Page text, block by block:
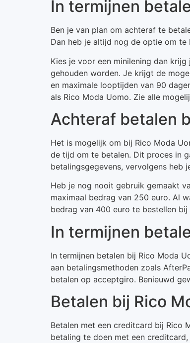
In termijnen
Ben je van plan om achteraf te
Dan heb je altijd nog de optie om
Kies je voor een minilening dan
gehouden worden. Je krijgt de
en maximale looptijden van 90
als Rico Moda Uomo. Zie alle
Achteraf betalen
Het is mogelijk om bij Rico Moda
de tijd om te betalen. Dit proces in
betalingsgegevens, vervolgens heb
Heb je nog nooit gebruik gemaakt
maximaal bedrag van 250 euro. Al
bedrag van 400 euro te bestellen bij
In termijnen
In termijnen betalen bij Rico Moda
aan betalingsmethoden zoals
betalen op acceptgiro. Benieuwd
Betalen bij Rico
Betalen met een creditcard bij Rico
betaling te doen met een